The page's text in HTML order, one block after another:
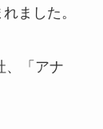
ました。
、「アナ